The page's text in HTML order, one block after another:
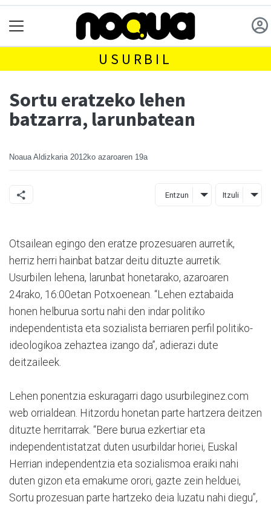
USURBIL
Sortu eratzeko lehen
batzarra, larunbatean
Noaua Aldizkaria 2012ko azaroaren 19a
Entzun Itzuli
Otsailean egingo den eratze prozesuaren aurretik,
herriz herri hainbat batzar deitu dituzte aurretik.
Usurbilen lehena, larunbat honetarako, azaroaren
24rako, 16:00etan Potxoenean. “Lehen eztabaida
honen helburua sortu nahi den indar politiko
independentista eta sozialista berriaren perfil politiko-
ideologikoa zehaztea izango da”, adierazi dute
deitzaileek.
Lehen ponentzia eskuragarri dago usurbileginez.com
web orrialdean. Hitzordu honetan parte hartzera deitzen
dituzte herritarrak. “Bere burua ezkertiar eta
independentistatzat duten usurbildar horiei, Euskal
Herrian independentzia eta sozialismoa eraiki nahi
duten gizon eta emakume orori, gazte zein helduei,
Sortu prozesuan parte hartzeko deia luzatu nahi diegu”,